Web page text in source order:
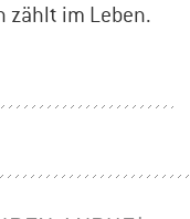
zählt im Leben.